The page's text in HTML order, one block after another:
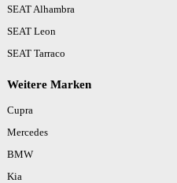
SEAT Alhambra
SEAT Leon
SEAT Tarraco
Weitere Marken
Cupra
Mercedes
BMW
Kia